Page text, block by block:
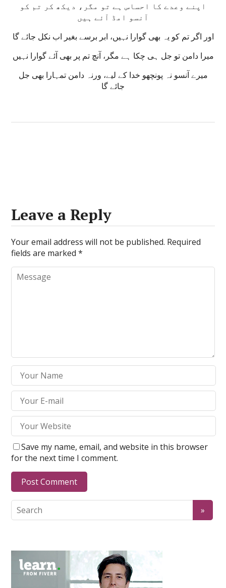
اپنے وعدے کا احساس ہے تو مگر، دیکھ کر تم کو
آنسو امڈ آئے ہیں
اور اگر تم کو یہ بھی گوارا نہیں، ابر برسے بغیر اب نکل جائے گا
میرا دامن تو جل ہی چکا ہے مگر، آنچ تم پر بھی آئے گوارا نہیں
میرے آنسو نہ پونچھو خدا کے لیے، ورنہ دامن تمہارا بھی جل
جائے گا
Leave a Reply
Your email address will not be published. Required
fields are marked*
Save my name, email, and website in this browser
for the next time I comment.